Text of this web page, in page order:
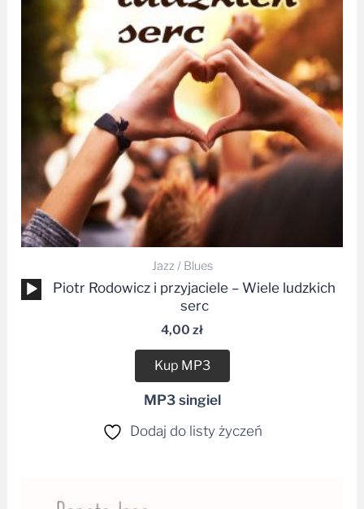
Jazz / Blues
Odtwarzacz
plików
dźwiękowych
Piotr Rodowicz i przyjaciele – Wiele ludzkich
serc
4,00 zł
Kup MP3
MP3 singiel
Dodaj do listy życzeń